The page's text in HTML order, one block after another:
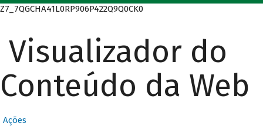
Z7_7QGCHA41L0RP906P422Q9Q0CK0
Visualizador do
Conteúdo da Web
Ações